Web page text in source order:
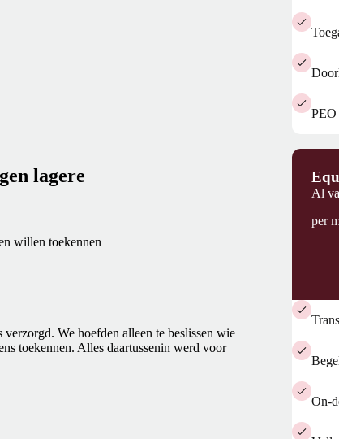
PEO
lagere
willen toekennen
We hoefden alleen te beslissen wie
toekennen. Alles daartussenin werd voor
Al
per
On-